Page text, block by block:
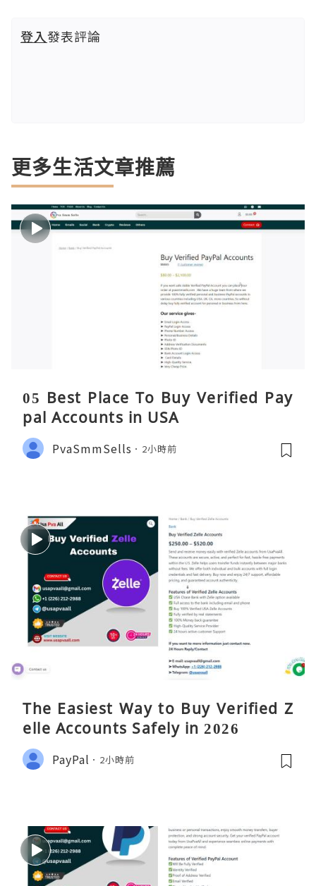
登入發表評論
更多生活文章推薦
05 Best Place To Buy Verified Pay
pal Accounts in USA
PvaSmmSells 2小時前
The Easiest Way to Buy Verified Z
elle Accounts Safely in 2026
PayPal 2小時前